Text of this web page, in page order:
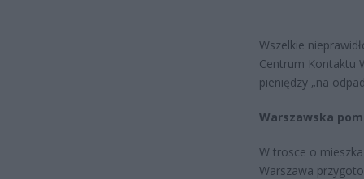
Wszelkie
Centrum Kontaktu
pieniędzy „na
Warszawska
W trosce o
Warszawa